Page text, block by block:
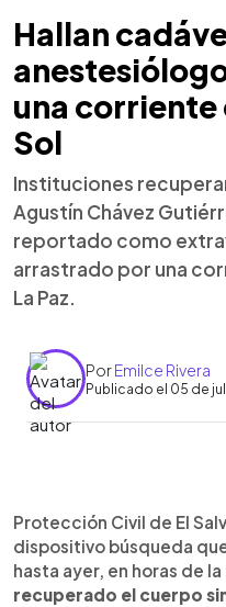
Hallan
una corriente
Sol
Instituciones
Agustín Chávez
reportado como
arrastrado por una
La Paz.
PorEmilce Rivera
Publicado el 05 de
Escuchar
Protección Civil de El
dispositivo búsqueda
hasta ayer, en horas de
recuperado el cuerpo